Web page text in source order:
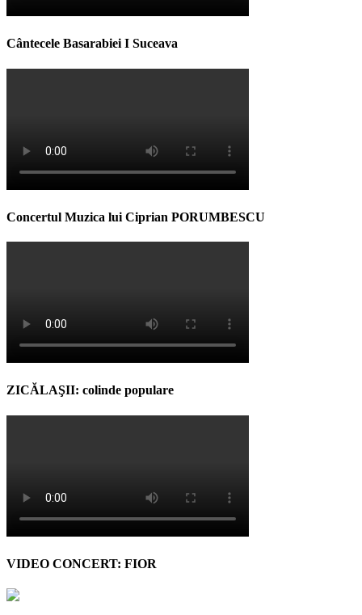
Cântecele Basarabiei I Suceava
Concertul Muzica lui Ciprian PORUMBESCU
ZICĂLAŞII: colinde populare
VIDEO CONCERT: FIOR